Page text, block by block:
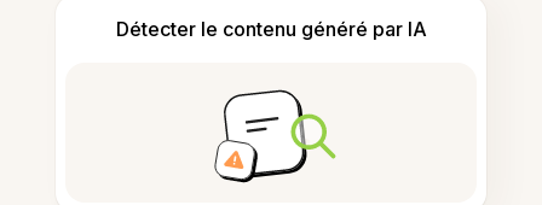
Détecter le contenu généré par IA